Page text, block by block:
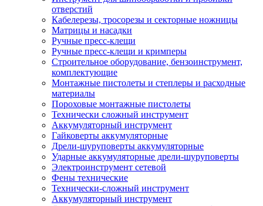
отверстий
Кабелерезы, тросорезы и секторные ножницы
Матрицы и насадки
Ручные пресс-клещи
Ручные пресс-клещи и кримперы
Строительное оборудование, бензоинструмент,
комплектующие
Монтажные пистолеты и степлеры и расходные
материалы
Пороховые монтажные пистолеты
Технически сложный инструмент
Аккумуляторный инструмент
Гайковерты аккумуляторные
Дрели-шуруповерты аккумуляторные
Ударные аккумуляторные дрели-шуруповерты
Электроинструмент сетевой
Фены технические
Технически-сложный инструмент
Аккумуляторный инструмент